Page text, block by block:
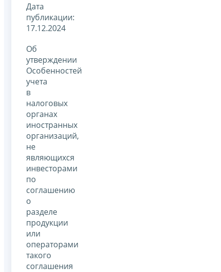
Дата
публикации:
17.12.2024
Об
утверждении
Особенностей
учета
в
налоговых
органах
иностранных
организаций,
не
являющихся
инвесторами
по
соглашению
о
разделе
продукции
или
операторами
такого
соглашения